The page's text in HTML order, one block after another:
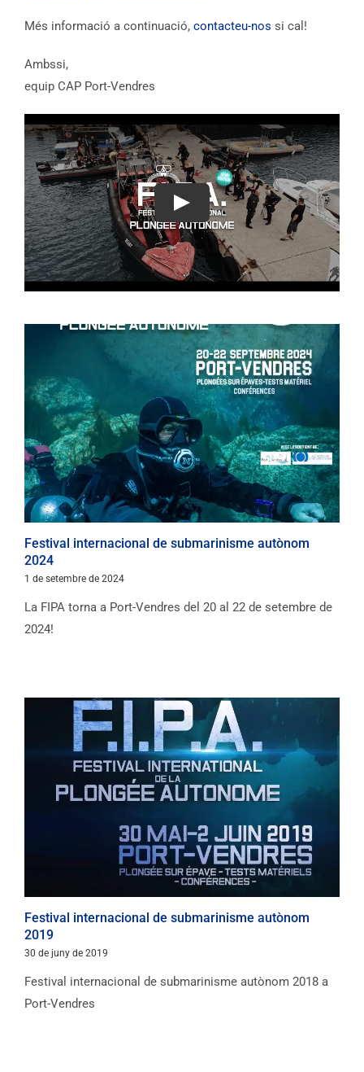
Més informació a continuació, contacteu-nos si cal!
Ambssi,
equip CAP Port-Vendres
Festival internacional de submarinisme autònom
2024
1 de setembre de 2024
La FIPA torna a Port-Vendres del 20 al 22 de setembre de
2024!
Festival internacional de submarinisme autònom
2019
30 de juny de 2019
Festival internacional de submarinisme autònom 2018 a
Port-Vendres